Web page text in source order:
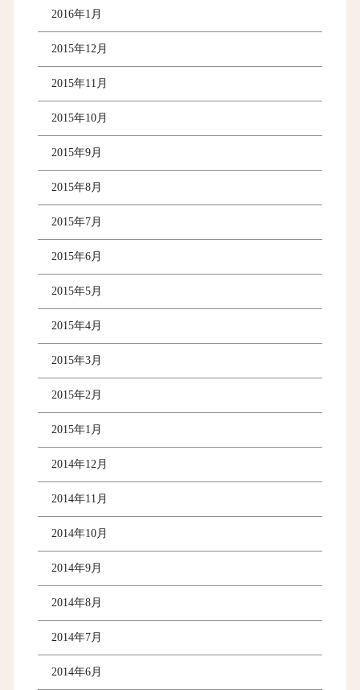
2016年1月
2015年12月
2015年11月
2015年10月
2015年9月
2015年8月
2015年7月
2015年6月
2015年5月
2015年4月
2015年3月
2015年2月
2015年1月
2014年12月
2014年11月
2014年10月
2014年9月
2014年8月
2014年7月
2014年6月